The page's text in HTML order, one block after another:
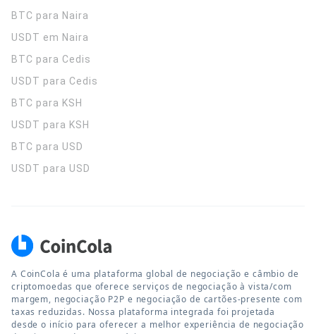
BTC para Naira
USDT em Naira
BTC para Cedis
USDT para Cedis
BTC para KSH
USDT para KSH
BTC para USD
USDT para USD
A CoinCola é uma plataforma global de negociação e câmbio de
criptomoedas que oferece serviços de negociação à vista/com
margem, negociação P2P e negociação de cartões-presente com
taxas reduzidas. Nossa plataforma integrada foi projetada
desde o início para oferecer a melhor experiência de negociação